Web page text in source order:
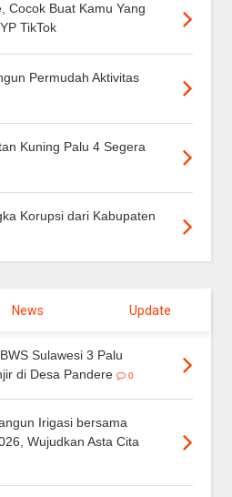
Cocok Buat Kamu Yang
TikTok
Permudah Aktivitas
Kuning Palu 4 Segera
Korupsi dari Kabupaten
News Update
Sulawesi 3 Palu
di Desa Pandere
0
Irigasi bersama
Wujudkan Asta Cita